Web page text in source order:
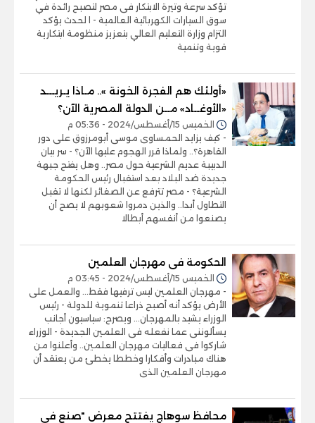
تؤكد سرعة وتيرة الابتكار فى مصر لتصبح رائدة في
سوق السيارات الكهربائية العالمية - ا لحدث يؤكد
التزام وزارة التعليم العالي بتعزيز منظومة ابتكارية
قوية وتنمية
«أولئك هم الفجرة الخونة ».. مـاذا يـريـــد
«الأوغــاد» مــن الدولة المصرية الآن؟
الخميس 15/أغسطس/2024 - 05:36 م
- كيف يزايد الحمساوى موسى أبومرزوق على دور
القاهرة؟.. ولماذا قرر الهجوم عليها الآن؟ - سر بيان
الدبيبة عديم الشرعية حول مصر.. وهل يفتح جبهة
جديدة ضد البلاد بعد استقبال رئيس الحكومة
الشرعية؟ - مصر تترفع عن الصغائر لكنها لا تقبل
التطاول أبدا.. والذين دمروا شعوبهم لا يصح أن
يصنعوا من أنفسهم أبطالا
الحكومة فى مهرجان العلمين
الخميس 15/أغسطس/2024 - 03:45 م
- مهرجان العلمين ليس ترفيها فقط... والعمل على
الأرض يؤكد أنه أصبح ذراعا تنموية للدولة - رئيس
الوزراء يشيد بالمهرجان... ويصرح: سياسيون أجانب
يسألوننى عما نفعله فى العلمين الجديدة - الوزراء
شاركوا فى فعاليات مهرجان العلمين.. وأعلنوا من
هناك مبادرات وأفكارا وخططا يخطئ من يعتقد أن
مهرجان العلمين الذى
محافظ سوهاج يفتتح معرض "صنع في